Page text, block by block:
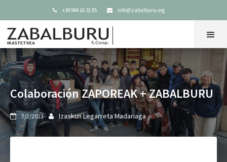
 +34 944 16 31 95  info@zabalburu.org
Colaboración ZAPOREAK + ZABALBURU
 7/2/2023  Izaskun Legarreta Madariaga